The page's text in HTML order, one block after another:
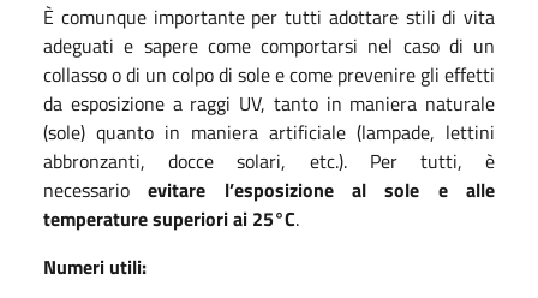
È comunque importante per tutti adottare stili di vita
adeguati e sapere come comportarsi nel caso di un
collasso o di un colpo di sole e come prevenire gli effetti
da esposizione a raggi UV, tanto in maniera naturale
(sole) quanto in maniera artificiale (lampade, lettini
abbronzanti, docce solari, etc.). Per tutti, è
necessarioevitare l’esposizione al sole e alle
temperature superiori ai 25°C.
Numeri utili: